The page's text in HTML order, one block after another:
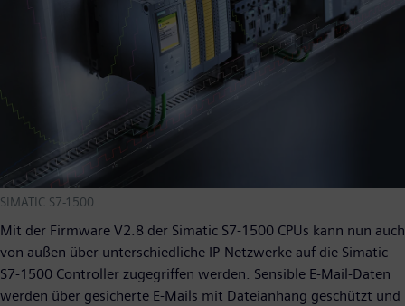
SIMATIC S7-1500
Mit der Firmware V2.8 der Simatic S7-1500 CPUs kann nun auch
von außen über unterschiedliche IP-Netzwerke auf die Simatic
S7-1500 Controller zugegriffen werden. Sen­sible E-Mail-Daten
werden über gesicherte E-Mails mit Dateianhang geschützt und